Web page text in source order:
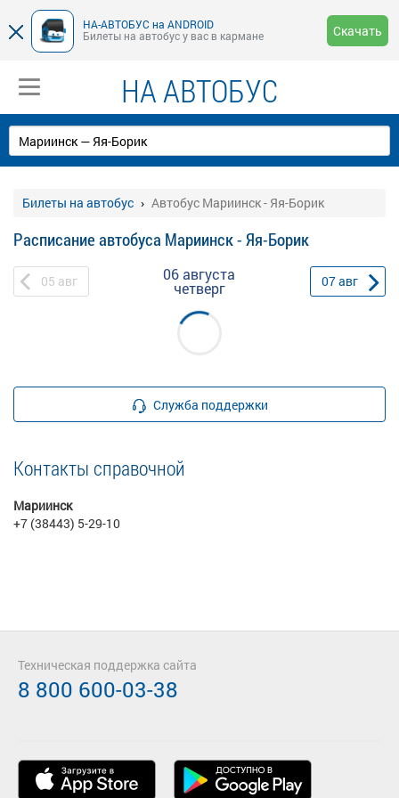
НА-АВТОБУС на ANDROID
Билеты на автобус у вас в кармане
Скачать
НА АВТОБУС
Билеты на автобус Автобус Мариинск - Яя-Борик
Расписание автобуса Мариинск - Яя-Борик
05 авг 06 августа
четверг 07авг
Служба поддержки
Контакты справочной
Мариинск
+7 (38443) 5-29-10
Техническая поддержка сайта
8 800 600-03-38